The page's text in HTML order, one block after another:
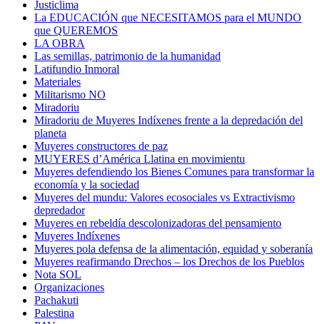
Justiclima
La EDUCACIÓN que NECESITAMOS para el MUNDO
que QUEREMOS
LA OBRA
Las semillas, patrimonio de la humanidad
Latifundio Inmoral
Materiales
Militarismo NO
Miradoriu
Miradoriu de Muyeres Indíxenes frente a la depredación del
planeta
Muyeres constructores de paz
MUYERES d’América Llatina en movimientu
Muyeres defendiendo los Bienes Comunes para transformar la
economía y la sociedad
Muyeres del mundu: Valores ecosociales vs Extractivismo
depredador
Muyeres en rebeldía descolonizadoras del pensamiento
Muyeres Indíxenes
Muyeres pola defensa de la alimentación, equidad y soberanía
Muyeres reafirmando Drechos – los Drechos de los Pueblos
Nota SOL
Organizaciones
Pachakuti
Palestina